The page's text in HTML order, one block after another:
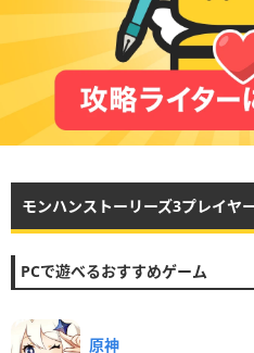
モンハンストーリーズ3プレイヤ
PCで遊べるおすすめゲーム
原神